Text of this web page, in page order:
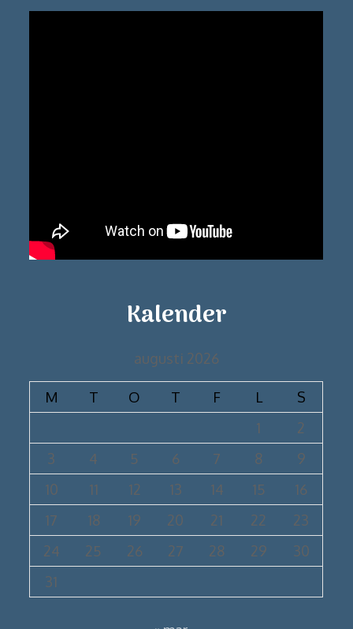
Kalender
augusti 2026
M T O T F L
S
1
2
3
4 5 6 7 8
9
10
11 12 13 14 15
16
17
18 19 20 21 22
23
24
25 26 27 28 29
30
31